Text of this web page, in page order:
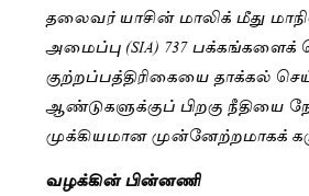
தலைவர் யாசின் மாலிக் மீது
அமைப்பு (SIA) 737
குற்றப்பத்திரிகையை தாக்கல்
ஆண்டுகளுக்குப் பிறகு நீதியை
முக்கியமான முன்னேற்றமாகக்
வழக்கின் பின்னணி